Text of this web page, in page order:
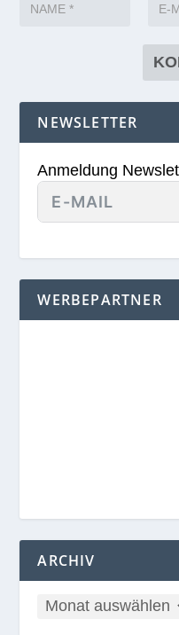
NEWSLETTER
Anmeldung
WERBEPARTNER
ARCHIV